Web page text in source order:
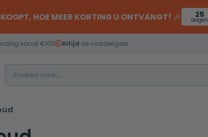
HOE MEER KORTING U ONTVANGT! 🎉 25
dagen
vanaf €100 Altijd de voordeligste